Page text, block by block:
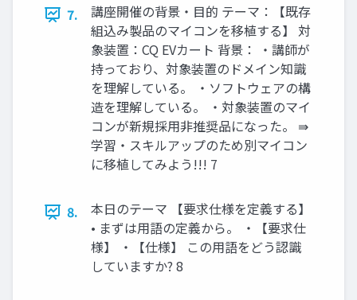
7.
講座開催の背景・目的 テーマ：【既存
組込み製品のマイコンを移植する】 対
象装置：CQ EVカート 背景： ・講師が
持っており、対象装置のドメイン知識
を理解している。 ・ソフトウェアの構
造を理解している。 ・対象装置のマイ
コンが新規採用非推奨品になった。 ⇛
学習・スキルアップのため別マイコン
に移植してみよう!!! 7
8.
本日のテーマ 【要求仕様を定義する】
• まずは用語の定義から。 ・【要求仕
様】 ・【仕様】 この用語をどう認識
していますか? 8